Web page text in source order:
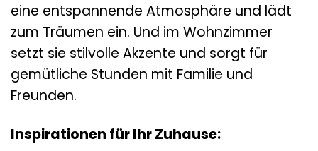
eine entspannende Atmosphäre und lädt
zum Träumen ein. Und im Wohnzimmer
setzt sie stilvolle Akzente und sorgt für
gemütliche Stunden mit Familie und
Freunden.
Inspirationen für Ihr Zuhause: